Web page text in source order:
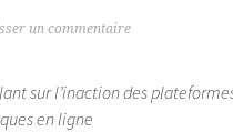
un commentaire
sur l’inaction des
en ligne